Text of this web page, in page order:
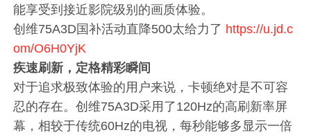
能享受到接近影院级别的画质体验。
创维75A3D国补活动直降500太给力了 https://u.jd.c
om/O6H0YjK
疾速刷新，定格精彩瞬间
对于追求极致体验的用户来说，卡顿绝对是不可容
忍的存在。创维75A3D采用了120Hz的高刷新率屏
幕，相较于传统60Hz的电视，每秒能够多显示一倍